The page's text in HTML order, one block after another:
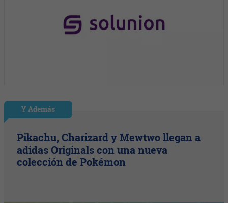
Y Además
Pikachu, Charizard y Mewtwo llegan a
adidas Originals con una nueva
colección de Pokémon